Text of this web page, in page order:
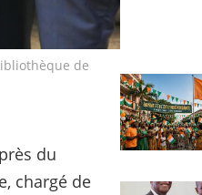
de
du
chargé de